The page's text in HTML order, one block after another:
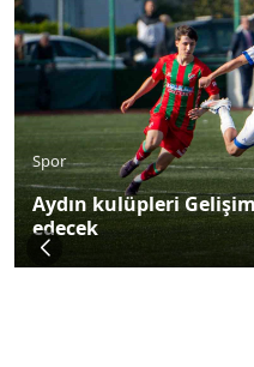
Spor
Aydın kulüpleri
edecek